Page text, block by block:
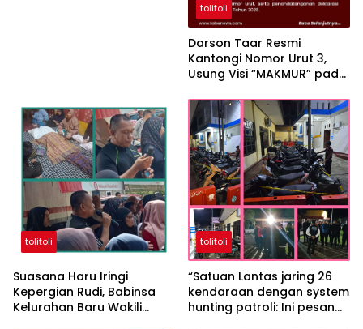
tolitoli
Darson Taar Resmi
Kantongi Nomor Urut 3,
Usung Visi “MAKMUR” pada
Tolitoli 2026
tolitoli
Suasana Haru Iringi
Kepergian Rudi, Babinsa
Kelurahan Baru Wakili
tolitoli
“Satuan Lantas jaring 26
kendaraan dengan system
hunting patroli: Ini pesan